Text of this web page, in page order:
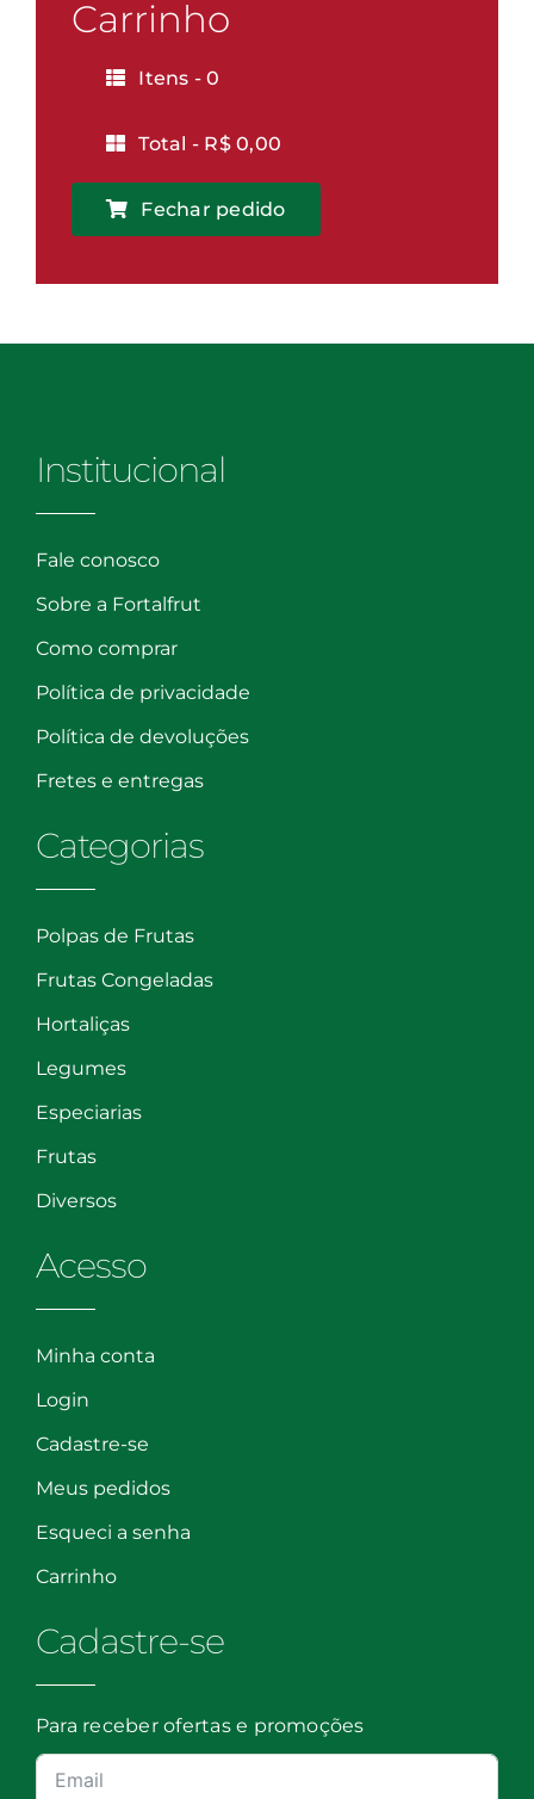
quantidade
Carrinho
Itens -0
Total - R$0,00
Fechar pedido
Institucional
Fale conosco
Sobre a Fortalfrut
Como comprar
Política de privacidade
Política de devoluções
Fretes e entregas
Categorias
Polpas de Frutas
Frutas Congeladas
Hortaliças
Legumes
Especiarias
Frutas
Diversos
Acesso
Minha conta
Login
Cadastre-se
Meus pedidos
Esqueci a senha
Carrinho
Cadastre-se
Para receber ofertas e promoções